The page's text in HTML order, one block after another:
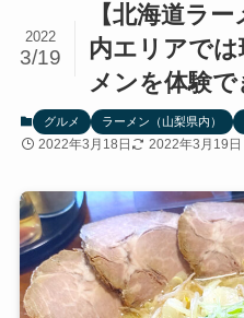
【北海道ラ
内エリアで
メンを体験で
2022
3/19
グルメ ラーメン（山梨県内）
2022年3月18日 2022年3月19日